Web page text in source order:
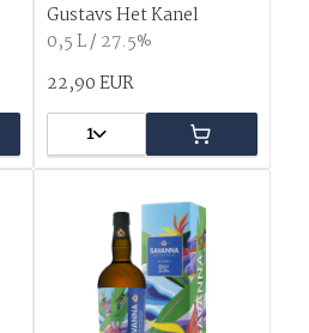
Gustavs Het Kanel
0,5 L / 27.5%
22,90 EUR
1